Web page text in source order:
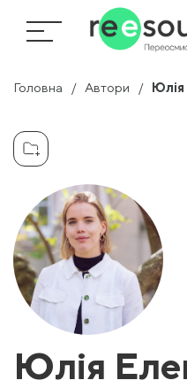
Головна Автори Юлія
Юлія